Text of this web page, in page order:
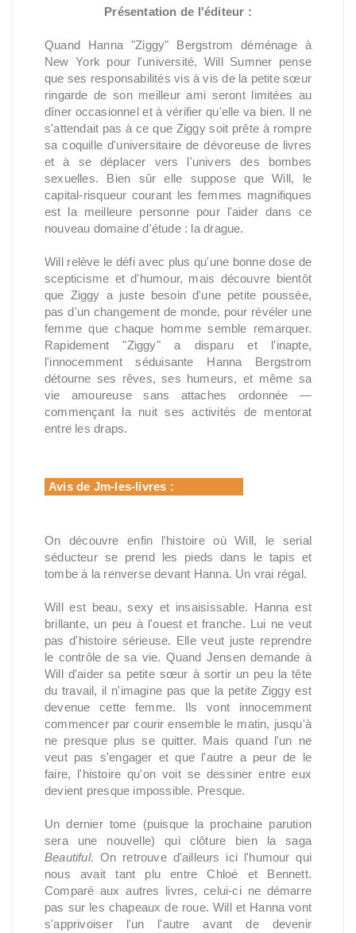
Présentation de l'éditeur :
Quand Hanna "Ziggy" Bergstrom déménage à
New York pour l'université, Will Sumner pense
que ses responsabilités vis à vis de la petite sœur
ringarde de son meilleur ami seront limitées au
dîner occasionnel et à vérifier qu'elle va bien. Il ne
s'attendait pas à ce que Ziggy soit prête à rompre
sa coquille d'universitaire de dévoreuse de livres
et à se déplacer vers l'univers des bombes
sexuelles. Bien sûr elle suppose que Will, le
capital-risqueur courant les femmes magnifiques
est la meilleure personne pour l'aider dans ce
nouveau domaine d'étude : la drague.
Will relève le défi avec plus qu'une bonne dose de
scepticisme et d'humour, mais découvre bientôt
que Ziggy a juste besoin d'une petite poussée,
pas d'un changement de monde, pour révéler une
femme que chaque homme semble remarquer.
Rapidement "Ziggy" a disparu et l'inapte,
l'innocemment séduisante Hanna Bergstrom
détourne ses rêves, ses humeurs, et même sa
vie amoureuse sans attaches ordonnée —
commençant la nuit ses activités de mentorat
entre les draps.
Avis de Jm-les-livres :
On découvre enfin l'histoire où Will, le serial
séducteur se prend les pieds dans le tapis et
tombe à la renverse devant Hanna. Un vrai régal.
Will est beau, sexy et insaisissable. Hanna est
brillante, un peu à l'ouest et franche. Lui ne veut
pas d'histoire sérieuse. Elle veut juste reprendre
le contrôle de sa vie. Quand Jensen demande à
Will d'aider sa petite sœur à sortir un peu la tête
du travail, il n'imagine pas que la petite Ziggy est
devenue cette femme. Ils vont innocemment
commencer par courir ensemble le matin, jusqu'à
ne presque plus se quitter. Mais quand l'un ne
veut pas s'engager et que l'autre a peur de le
faire, l'histoire qu'on voit se dessiner entre eux
devient presque impossible. Presque.
Un dernier tome (puisque la prochaine parution
sera une nouvelle) qui clôture bien la saga
Beautiful. On retrouve d'ailleurs ici l'humour qui
nous avait tant plu entre Chloé et Bennett.
Comparé aux autres livres, celui-ci ne démarre
pas sur les chapeaux de roue. Will et Hanna vont
s'apprivoiser l'un l'autre avant de devenir